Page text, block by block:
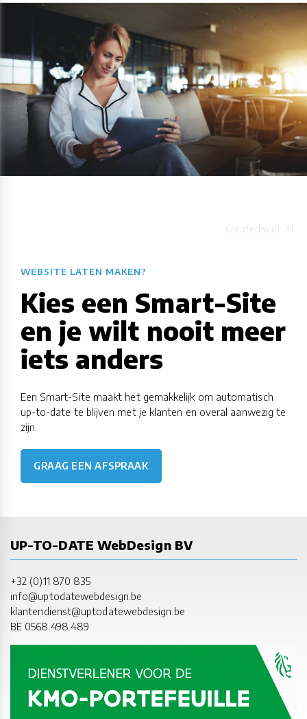
WEBSITE LATEN MAKEN?
Kies een Smart-Site
en je wilt nooit meer
iets anders
Een Smart-Site maakt het gemakkelijk om automatisch
up-to-date te blijven met je klanten en overal aanwezig te
zijn.
GRAAG EEN AFSPRAAK
UP-TO-DATE WebDesign BV
+32 (0)11 870 835
info@uptodatewebdesign.be
klantendienst@uptodatewebdesign.be
BE 0568.498.489